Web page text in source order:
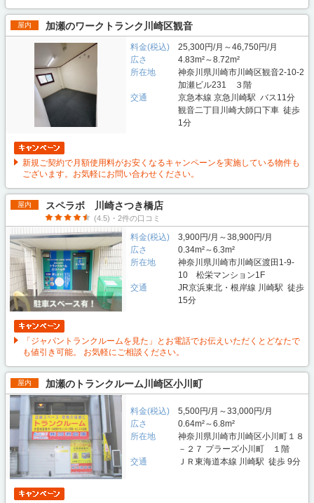
屋内 加瀬のワークトランク川崎区観音
料金(税込)
25,300円/月～46,750円/月
広さ
4.83m²～8.72m²
所在地
神奈川県川崎市川崎区観音2-10-2
加瀬ビル231 ３階
交通
京急本線 京急川崎駅 バス11分
観音二丁目川崎大師口下車 徒歩
1分
新規ご契約で月額使用料がお安くなるキャンペーンを実施している物件も
ございます。お気軽にお問い合わせください。
屋内 スペラボ 川崎さつき橋店
(4.5)・2件の口コミ
料金(税込)
3,900円/月～38,900円/月
広さ
0.34m²～6.3m²
所在地
神奈川県川崎市川崎区渡田1-9-
10 松栄マンション1F
交通
JR京浜東北・根岸線 川崎駅 徒歩
15分
「ジャパントランクルームを見た」とお電話でお伝えいただくとどなたで
も値引き可能。 お気軽にご相談ください。
屋内 加瀬のトランクルーム川崎区小川町
料金(税込)
5,500円/月～33,000円/月
広さ
0.64m²～6.8m²
所在地
神奈川県川崎市川崎区小川町１８
－２７ プラーズ小川町 １階
交通
ＪＲ東海道本線 川崎駅 徒歩 9分